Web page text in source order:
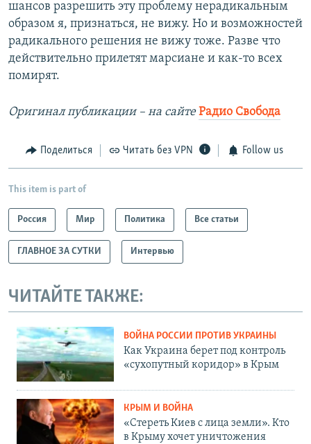
шансов разрешить эту проблему нерадикальным
образом я, признаться, не вижу. Но и возможностей
радикального решения не вижу тоже. Разве что
действительно прилетят марсиане и как-то всех
помирят.
Оригинал публикации – на сайте Радио Свобода
Поделиться Читать без VPN Follow us
This item is part of
Россия Мир Политика Все статьи
ГЛАВНОЕ ЗА СУТКИ Интервью
ЧИТАЙТЕ ТАКЖЕ:
ВОЙНА РОССИИ ПРОТИВ УКРАИНЫ
Как Украина берет под контроль
«сухопутный коридор» в Крым
КРЫМ И ВОЙНА
«Стереть Киев с лица земли». Кто
в Крыму хочет уничтожения